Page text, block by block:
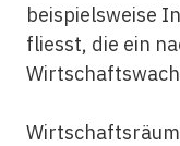
beispielsweise
fliesst, die ein